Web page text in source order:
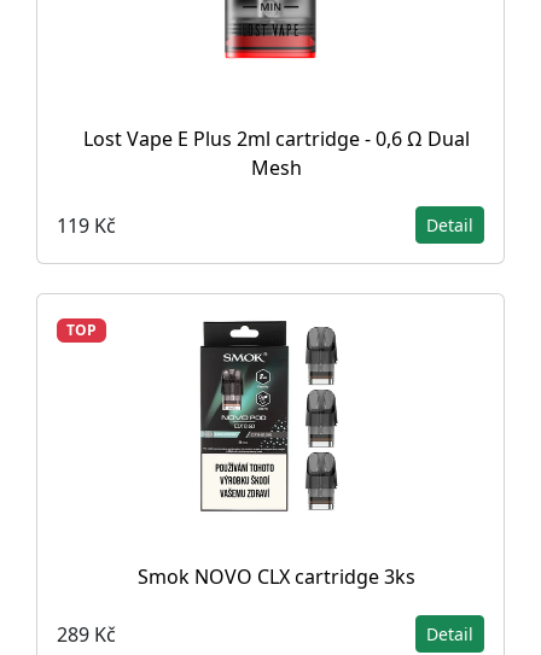
Lost Vape E Plus 2ml cartridge - 0,6 Ω Dual
Mesh
119 Kč Detail
TOP
Smok NOVO CLX cartridge 3ks
289 Kč Detail